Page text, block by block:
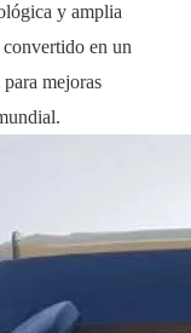
y amplia
convertido en un
mejoras